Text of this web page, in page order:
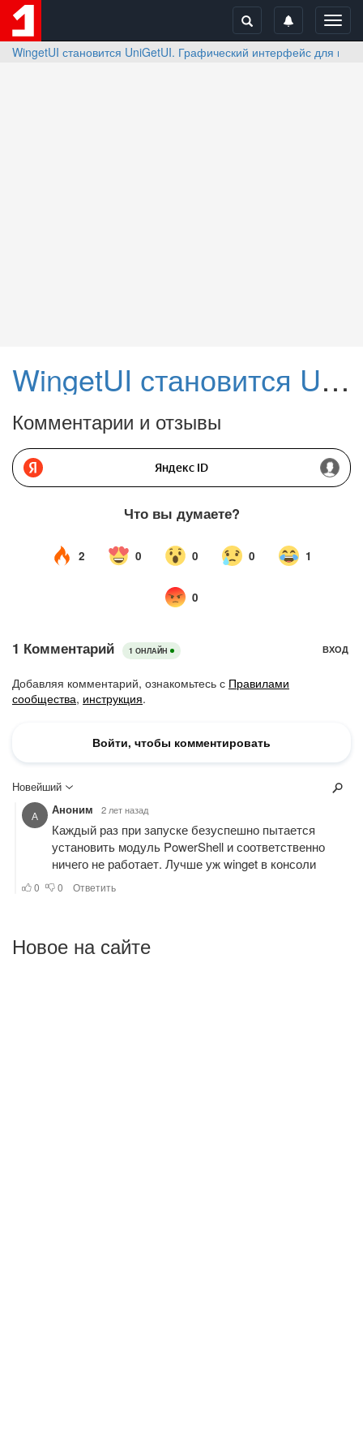
WingetUI становится UniGetUI. Графический интерфейс для
WingetUI становится UniGetUI. Графический интерфейс для пакетных менеджеров Windows 11 и 10: Winget, Scoop, Chocolatey и других
Комментарии и отзывы
Новое на сайте